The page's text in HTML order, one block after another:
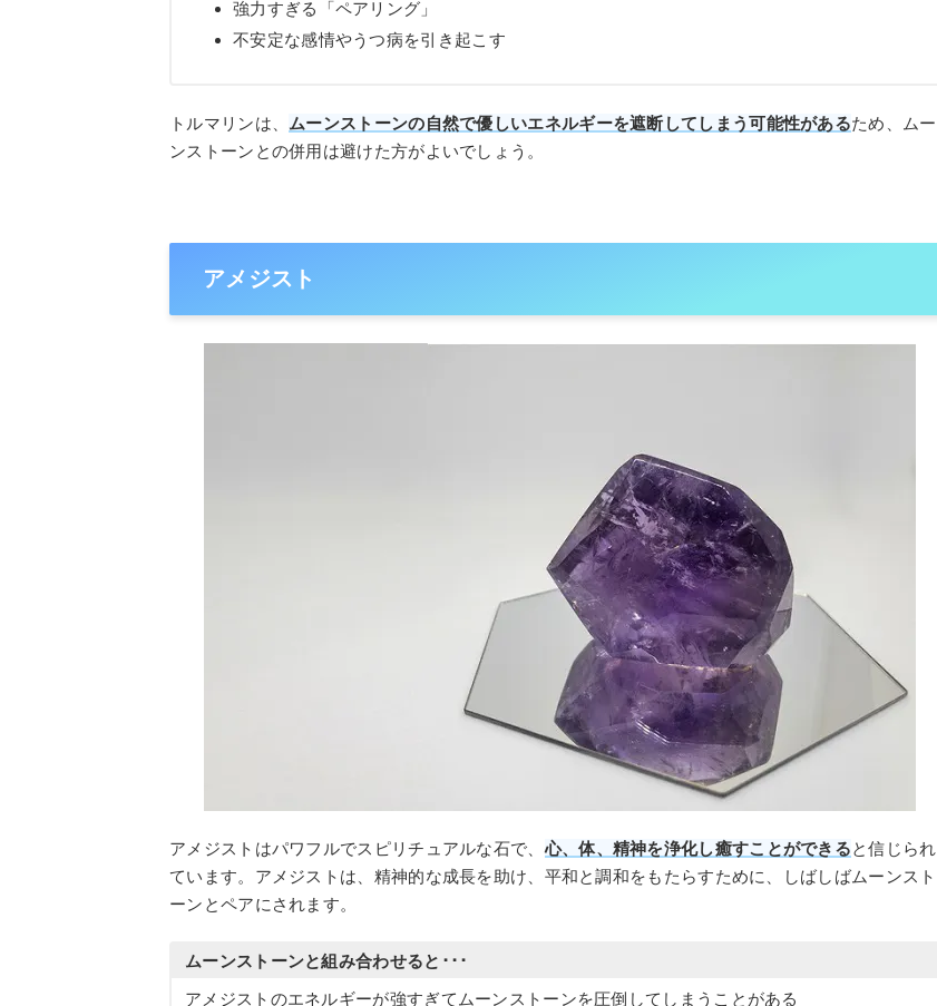
強力すぎる「ペアリング」
不安定な感情やうつ病を引き起こす
トルマリンは、 ムーンストーンの自然で優しいエネルギーを遮断してしまう可能性があるため、ムー
ンストーンとの併用は避けた方がよいでしょう。
アメジスト
アメジストはパワフルでスピリチュアルな石で、心、体、精神を浄化し癒すことができると信じられ
ています。アメジストは、精神的な成長を助け、平和と調和をもたらすために、しばしばムーンスト
ーンとペアにされます。
ムーンストーンと組み合わせると･･･
アメジストのエネルギーが強すぎてムーンストーンを圧倒してしまうことがある